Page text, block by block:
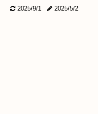
2025/9/1 2025/5/2